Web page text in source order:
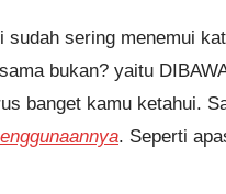
sering menemui
bukan? yaitu
banget kamu ketahui.
. Seperti